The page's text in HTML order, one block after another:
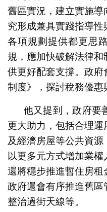
舊區實況，建立實施
究形成兼具實踐指導
各項規劃提供都更思
規，應加快破解法律
供更好配套支撐。政
制度》，探討稅務優惠
他又提到，政府要
更大助力，包括合理
及經濟房屋等公共資源
以更多元方式增加業權
還將穩步推進暫住房租
政府還會有序推進舊區
整治過街天線等。